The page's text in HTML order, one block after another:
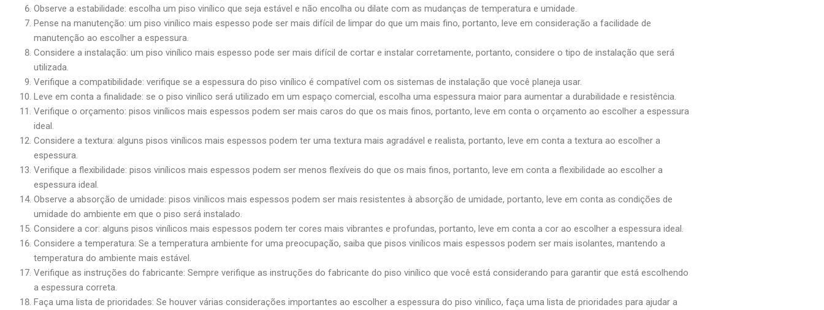
Observe a estabilidade: escolha um piso vinílico que seja estável e não encolha ou dilate com as mudanças de temperatura e umidade.
Pense na manutenção: um piso vinílico mais espesso pode ser mais difícil de limpar do que um mais fino, portanto, leve em consideração a facilidade de
manutenção ao escolher a espessura.
Considere a instalação: um piso vinílico mais espesso pode ser mais difícil de cortar e instalar corretamente, portanto, considere o tipo de instalação que será
utilizada.
Verifique a compatibilidade: verifique se a espessura do piso vinílico é compatível com os sistemas de instalação que você planeja usar.
Leve em conta a finalidade: se o piso vinílico será utilizado em um espaço comercial, escolha uma espessura maior para aumentar a durabilidade e resistência.
Verifique o orçamento: pisos vinílicos mais espessos podem ser mais caros do que os mais finos, portanto, leve em conta o orçamento ao escolher a espessura
ideal.
Considere a textura: alguns pisos vinílicos mais espessos podem ter uma textura mais agradável e realista, portanto, leve em conta a textura ao escolher a
espessura.
Verifique a flexibilidade: pisos vinílicos mais espessos podem ser menos flexíveis do que os mais finos, portanto, leve em conta a flexibilidade ao escolher a
espessura ideal.
Observe a absorção de umidade: pisos vinílicos mais espessos podem ser mais resistentes à absorção de umidade, portanto, leve em conta as condições de
umidade do ambiente em que o piso será instalado.
Considere a cor: alguns pisos vinílicos mais espessos podem ter cores mais vibrantes e profundas, portanto, leve em conta a cor ao escolher a espessura ideal.
Considere a temperatura: Se a temperatura ambiente for uma preocupação, saiba que pisos vinílicos mais espessos podem ser mais isolantes, mantendo a
temperatura do ambiente mais estável.
Verifique as instruções do fabricante: Sempre verifique as instruções do fabricante do piso vinílico que você está considerando para garantir que está escolhendo
a espessura correta.
Faça uma lista de prioridades: Se houver várias considerações importantes ao escolher a espessura do piso vinílico, faça uma lista de prioridades para ajudar a